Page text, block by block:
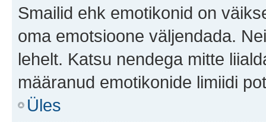
Smailid ehk emotikonid on
oma emotsioone väljendada.
lehelt. Katsu nendega mitte
määranud emotikonide limiidi
Üles